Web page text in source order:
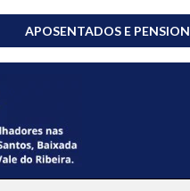
APOSENTADOS E